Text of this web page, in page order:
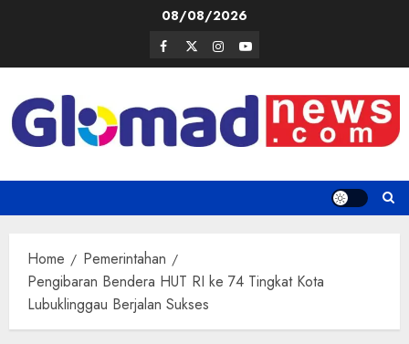
08/08/2026
Facebook
TwitterInstagram
Youtube
Home
Pemerintahan
Pengibaran Bendera HUT RI ke 74 Tingkat Kota
Lubuklinggau Berjalan Sukses